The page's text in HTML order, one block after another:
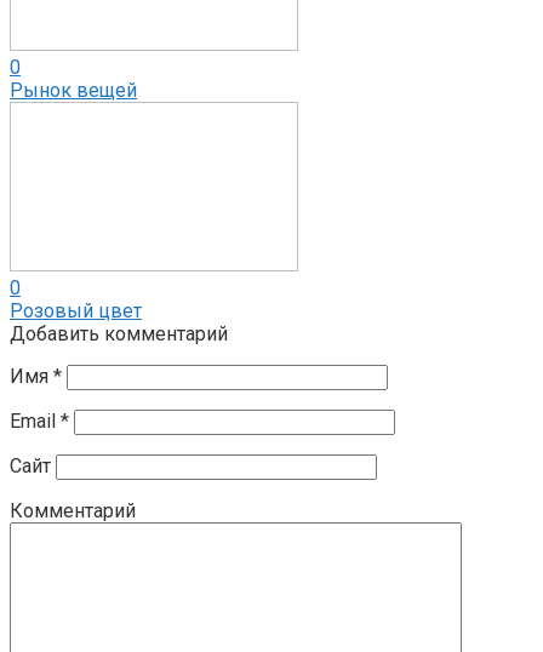
0
Рынок вещей
0
Розовый цвет
Добавить комментарий
Имя *
Email *
Сайт
Комментарий